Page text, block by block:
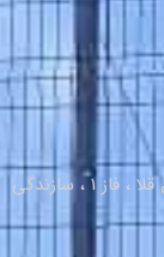
دفتر فروش : گلستان ، گرگان ، شهرک صنعتی آق قلا ، فاز 1 ، سازندگی